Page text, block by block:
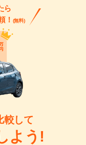
ら
！ (無料)
較して
よう!